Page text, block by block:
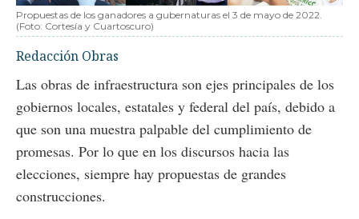
Propuestas de los ganadores a gubernaturas el 3 de mayo de 2022.
(Foto: Cortesía y Cuartoscuro)
Redacción Obras
Las obras de infraestructura son ejes principales de los
gobiernos locales, estatales y federal del país, debido a
que son una muestra palpable del cumplimiento de
promesas. Por lo que en los discursos hacia las
elecciones, siempre hay propuestas de grandes
construcciones.